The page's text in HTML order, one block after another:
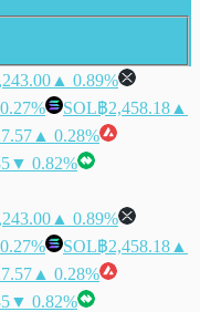
▲ 0.89%
SOL฿2,458.18 ▲
▲ 0.28%
▼ 0.82%
▲ 0.89%
SOL฿2,458.18 ▲
▲ 0.28%
▼ 0.82%